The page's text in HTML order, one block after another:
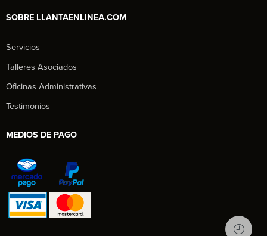
SOBRE LLANTAENLINEA.COM
Servicios
Talleres Asociados
Oficinas Administrativas
Testimonios
MEDIOS DE PAGO